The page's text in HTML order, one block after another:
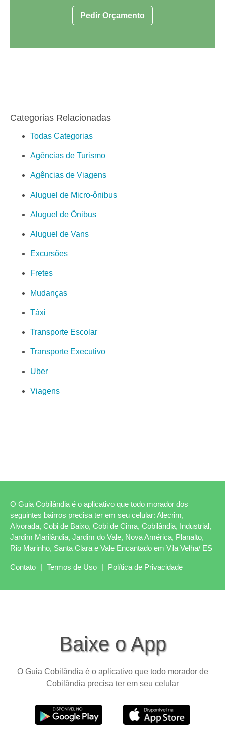
Pedir Orçamento
Categorias Relacionadas
Todas Categorias
Agências de Turismo
Agências de Viagens
Aluguel de Micro-ônibus
Aluguel de Ônibus
Aluguel de Vans
Excursões
Fretes
Mudanças
Táxi
Transporte Escolar
Transporte Executivo
Uber
Viagens
O Guia Cobilândia é o aplicativo que todo morador dos
seguintes bairros precisa ter em seu celular: Alecrim,
Alvorada, Cobi de Baixo, Cobi de Cima, Cobilândia, Industrial,
Jardim Marilândia, Jardim do Vale, Nova América, Planalto,
Rio Marinho, Santa Clara e Vale Encantado em Vila Velha/ ES
Contato | Termos de Uso | Política de Privacidade
Baixe o App
O Guia Cobilândia é o aplicativo que todo morador de
Cobilândia precisa ter em seu celular